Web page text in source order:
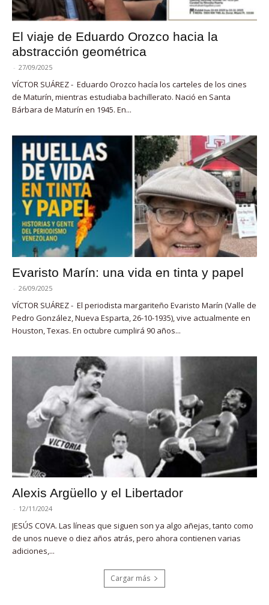
El viaje de Eduardo Orozco hacia la
abstracción geométrica
- 27/09/2025
VÍCTOR SUÁREZ - Eduardo Orozco hacía los carteles de los cines
de Maturín, mientras estudiaba bachillerato. Nació en Santa
Bárbara de Maturín en 1945. En...
Evaristo Marín: una vida en tinta y papel
- 26/09/2025
VÍCTOR SUÁREZ - El periodista margariteño Evaristo Marín (Valle de
Pedro González, Nueva Esparta, 26-10-1935), vive actualmente en
Houston, Texas. En octubre cumplirá 90 años...
Alexis Argüello y el Libertador
- 12/11/2024
JESÚS COVA. Las líneas que siguen son ya algo añejas, tanto como
de unos nueve o diez años atrás, pero ahora contienen varias
adiciones,...
Cargar más